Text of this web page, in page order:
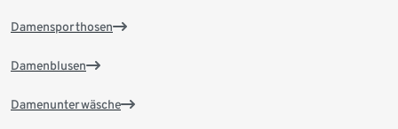
Damensporthosen
Damenblusen
Damenunterwäsche